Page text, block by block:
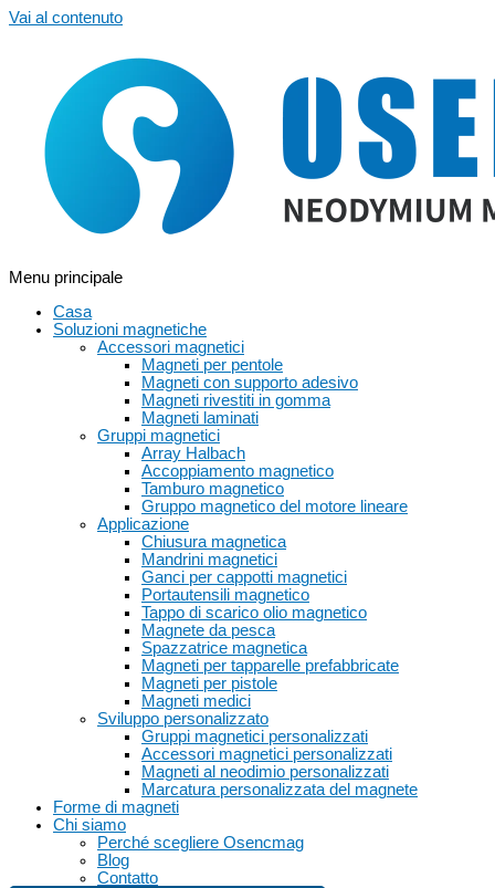
Vai al contenuto
Menu principale
Casa
Soluzioni magnetiche
Accessori magnetici
Magneti per pentole
Magneti con supporto adesivo
Magneti rivestiti in gomma
Magneti laminati
Gruppi magnetici
Array Halbach
Accoppiamento magnetico
Tamburo magnetico
Gruppo magnetico del motore lineare
Applicazione
Chiusura magnetica
Mandrini magnetici
Ganci per cappotti magnetici
Portautensili magnetico
Tappo di scarico olio magnetico
Magnete da pesca
Spazzatrice magnetica
Magneti per tapparelle prefabbricate
Magneti per pistole
Magneti medici
Sviluppo personalizzato
Gruppi magnetici personalizzati
Accessori magnetici personalizzati
Magneti al neodimio personalizzati
Marcatura personalizzata del magnete
Forme di magneti
Chi siamo
Perché scegliere Osencmag
Blog
Contatto